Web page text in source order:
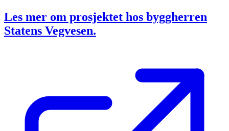
Les mer om prosjektet hos byggherren
Statens Vegvesen.